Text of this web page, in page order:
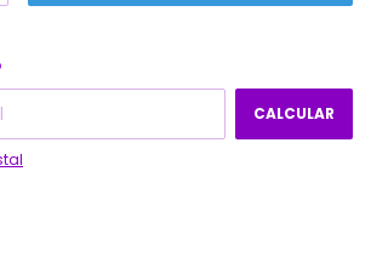
CALCULAR